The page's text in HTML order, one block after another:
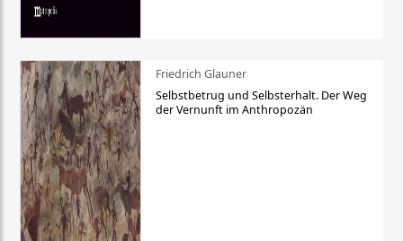
Friedrich Glauner
Selbstbetrug und Selbsterhalt. Der Weg
der Vernunft im Anthropozän